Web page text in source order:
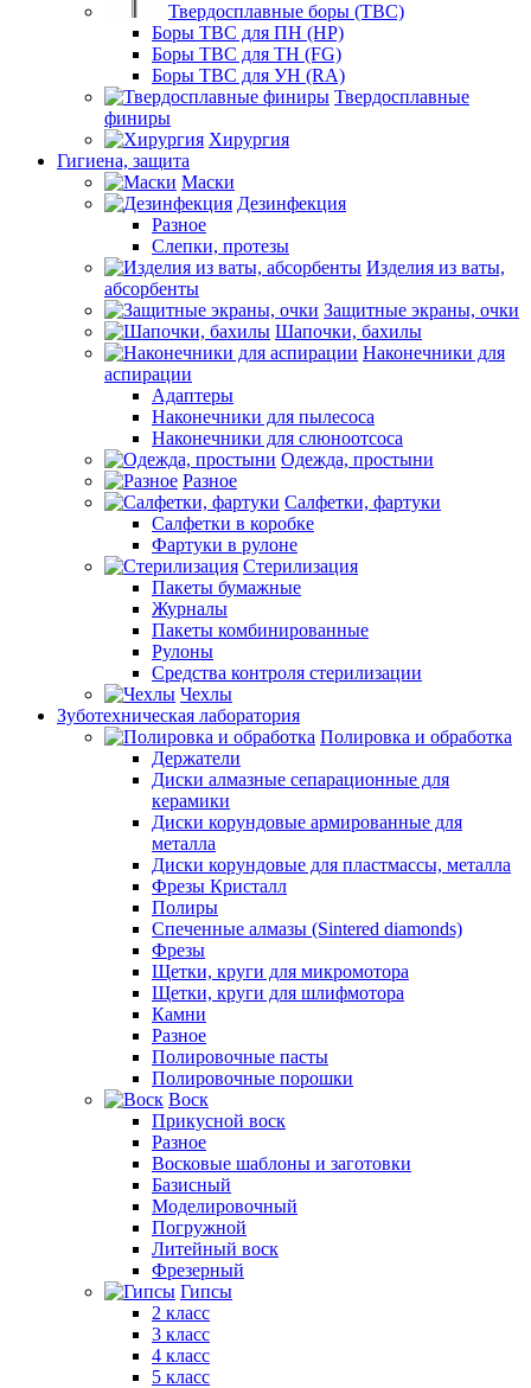
Твердосплавные боры (ТВС)
Боры ТВС для ПН (HP)
Боры ТВС для ТН (FG)
Боры ТВС для УН (RA)
Твердосплавные
финиры
Хирургия
Гигиена, защита
Маски
Дезинфекция
Разное
Слепки, протезы
Изделия из ваты,
абсорбенты
Защитные экраны, очки
Шапочки, бахилы
Наконечники для
аспирации
Адаптеры
Наконечники для пылесоса
Наконечники для слюноотсоса
Одежда, простыни
Разное
Салфетки, фартуки
Салфетки в коробке
Фартуки в рулоне
Стерилизация
Пакеты бумажные
Журналы
Пакеты комбинированные
Рулоны
Средства контроля стерилизации
Чехлы
Зуботехническая лаборатория
Полировка и обработка
Держатели
Диски алмазные сепарационные для
керамики
Диски корундовые армированные для
металла
Диски корундовые для пластмассы, металла
Фрезы Кристалл
Полиры
Спеченные алмазы (Sintered diamonds)
Фрезы
Щетки, круги для микромотора
Щетки, круги для шлифмотора
Камни
Разное
Полировочные пасты
Полировочные порошки
Воск
Прикусной воск
Разное
Восковые шаблоны и заготовки
Базисный
Моделировочный
Погружной
Литейный воск
Фрезерный
Гипсы
2 класс
3 класс
4 класс
5 класс